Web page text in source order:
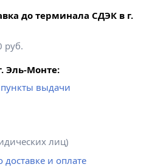
до терминала СДЭК в г.
руб.
Эль-Монте:
выдачи
лиц)
и оплате